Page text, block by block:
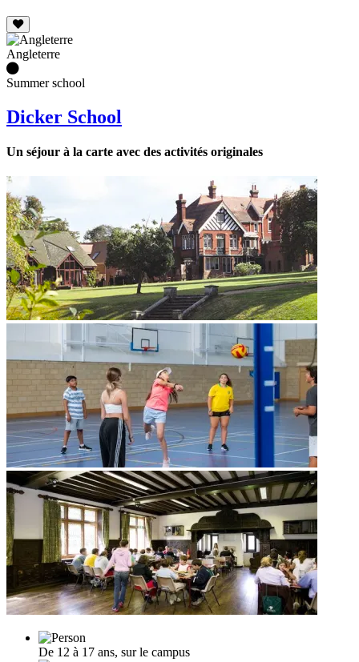
Angleterre
Summer school
Dicker School
Un séjour à la carte avec des activités originales
De 12 à 17 ans, sur le campus